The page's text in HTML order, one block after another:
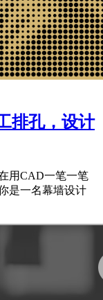
排孔，设计
用CAD一笔一笔
是一名幕墙设计